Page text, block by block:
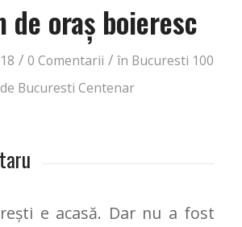
de oraș boieresc
/ 0 Comentarii / în Bucuresti 100
de Bucuresti Centenar
e acasă. Dar nu a fost